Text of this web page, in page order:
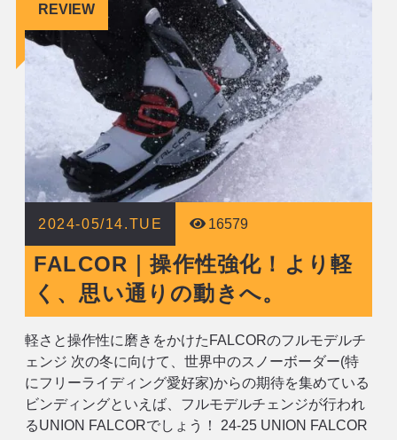
REVIEW
2024-05/14.TUE 16579
FALCOR｜操作性強化！より軽
く、思い通りの動きへ。
軽さと操作性に磨きをかけたFALCORのフルモデルチ
ェンジ 次の冬に向けて、世界中のスノーボーダー(特
にフリーライディング愛好家)からの期待を集めている
ビンディングといえば、フルモデルチェンジが行われ
るUNION FALCORでしょう！ 24-25 UNION FALCOR